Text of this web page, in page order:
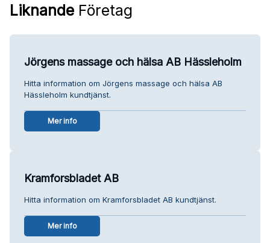
Liknande Företag
Jörgens massage och hälsa AB Hässleholm
Hitta information om Jörgens massage och hälsa AB
Hässleholm kundtjänst.
Mer info
Kramforsbladet AB
Hitta information om Kramforsbladet AB kundtjänst.
Mer info